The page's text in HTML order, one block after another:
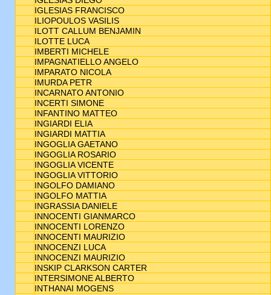
IGLESIAS FRANCISCO
ILIOPOULOS VASILIS
ILOTT CALLUM BENJAMIN
ILOTTE LUCA
IMBERTI MICHELE
IMPAGNATIELLO ANGELO
IMPARATO NICOLA
IMURDA PETR
INCARNATO ANTONIO
INCERTI SIMONE
INFANTINO MATTEO
INGIARDI ELIA
INGIARDI MATTIA
INGOGLIA GAETANO
INGOGLIA ROSARIO
INGOGLIA VICENTE
INGOGLIA VITTORIO
INGOLFO DAMIANO
INGOLFO MATTIA
INGRASSIA DANIELE
INNOCENTI GIANMARCO
INNOCENTI LORENZO
INNOCENTI MAURIZIO
INNOCENZI LUCA
INNOCENZI MAURIZIO
INSKIP CLARKSON CARTER
INTERSIMONE ALBERTO
INTHANAI MOGENS